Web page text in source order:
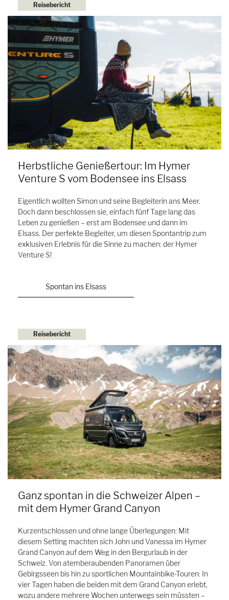
Reisebericht
Herbstliche Genießertour: Im Hymer
Venture S vom Bodensee ins Elsass
Eigentlich wollten Simon und seine Begleiterin ans Meer.
Doch dann beschlossen sie, einfach fünf Tage lang das
Leben zu genießen – erst am Bodensee und dann im
Elsass. Der perfekte Begleiter, um diesen Spontantrip zum
exklusiven Erlebnis für die Sinne zu machen: der Hymer
Venture S!
Spontan ins Elsass
Reisebericht
Ganz spontan in die Schweizer Alpen –
mit dem Hymer Grand Canyon
Kurzentschlossen und ohne lange Überlegungen: Mit
diesem Setting machten sich John und Vanessa im Hymer
Grand Canyon auf dem Weg in den Bergurlaub in der
Schweiz. Von atemberaubenden Panoramen über
Gebirgsseen bis hin zu sportlichen Mountainbike-Touren: In
vier Tagen haben die beiden mit dem Grand Canyon erlebt,
wozu andere mehrere Wochen unterwegs sein müssten –